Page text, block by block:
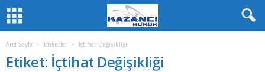
Ana Sayfa Etiketler İçtihat Değişikliği
Etiket: İçtihat Değişikliği